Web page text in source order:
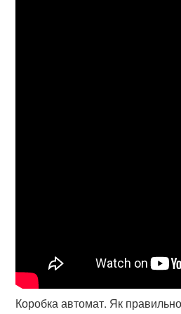
Коробка автомат. Як